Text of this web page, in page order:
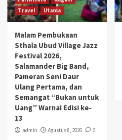
Travel
Utama
Malam Pembukaan
Sthala Ubud Village Jazz
Festival 2026,
Salamander Big Band,
Pameran Seni Daur
Ulang Pertama, dan
Semangat “Bukan untuk
Uang” Warnai Edisi ke-
13
admin Agustus 8, 2026 0